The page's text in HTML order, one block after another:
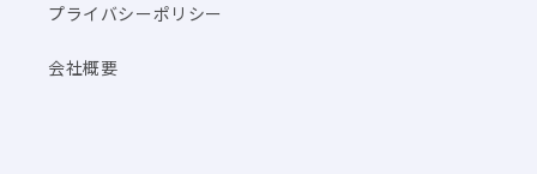
プライバシーポリシー
会社概要